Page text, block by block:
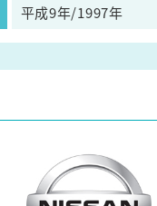
平成9年/1997年